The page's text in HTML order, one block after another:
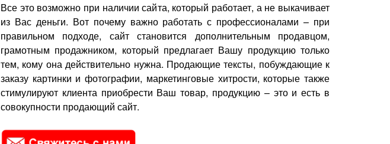
Все это возможно при наличии сайта, который работает, а не выкачивает
из Вас деньги. Вот почему важно работать с профессионалами – при
правильном подходе, сайт становится дополнительным продавцом,
грамотным продажником, который предлагает Вашу продукцию только
тем, кому она действительно нужна. Продающие тексты, побуждающие к
заказу картинки и фотографии, маркетинговые хитрости, которые также
стимулируют клиента приобрести Ваш товар, продукцию – это и есть в
совокупности продающий сайт.